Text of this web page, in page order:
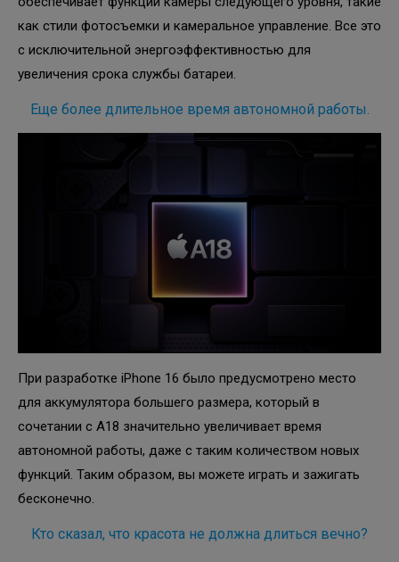
как стили фотосъемки и камеральное управление. Все это
с исключительной энергоэффективностью для
увеличения срока службы батареи.
Еще более длительное время автономной работы.
При разработке iPhone 16 было предусмотрено место
для аккумулятора большего размера, который в
сочетании с A18 значительно увеличивает время
автономной работы, даже с таким количеством новых
функций. Таким образом, вы можете играть и зажигать
бесконечно.
Кто сказал, что красота не должна длиться вечно?